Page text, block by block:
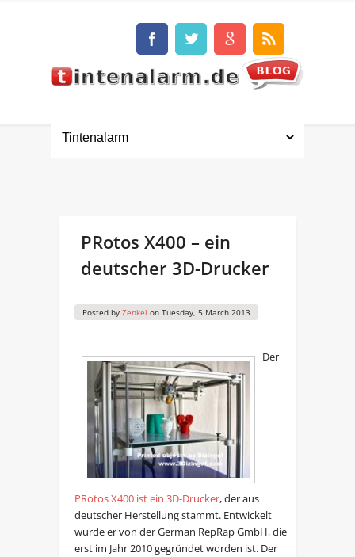
PRotos X400 – ein
deutscher 3D-Drucker
Posted by Zenkel on Tuesday, 5 March 2013
Der
PRotos X400 ist ein 3D-Drucker, der aus
deutscher Herstellung stammt. Entwickelt
wurde er von der German RepRap GmbH, die
erst im Jahr 2010 gegründet worden ist. Der